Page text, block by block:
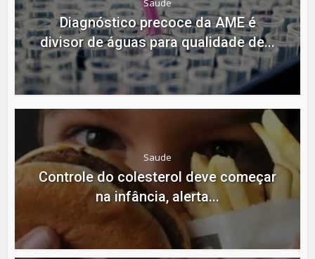
Saude
Diagnóstico precoce da AME é
divisor de águas para qualidade de...
Saude
Controle do colesterol deve começar
na infância, alerta...